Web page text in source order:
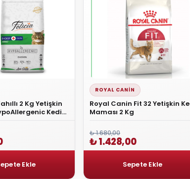
2 Kg Yetişkin
Kedi
ROYAL CANIN
Royal Canin Fit 32 Yetişkin
Maması 2 Kg
₺ 1.680,00
₺ 1.428,00